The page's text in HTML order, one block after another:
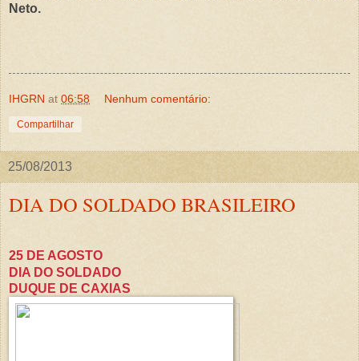
Neto.
IHGRN at 06:58 Nenhum comentário:
Compartilhar
25/08/2013
DIA DO SOLDADO BRASILEIRO
25 DE AGOSTO
DIA DO SOLDADO
DUQUE DE CAXIAS